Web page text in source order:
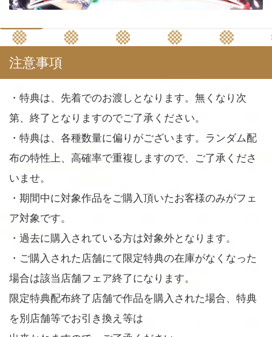
注意事項
・特典は、先着でのお渡しとなります。無くなり次
第、終了となりますのでご了承ください。
・特典は、各種数量に偏りがございます。ランダム配
布の特性上、高確率で重複しますので、ご了承くださ
いませ。
・期間中に対象作品をご購入頂いたお客様のみがフェ
ア対象です。
・過去に購入されている方は対象外となります。
・ご購入された店舗にて限定特典の在庫がなくなった
場合は該当店舗フェア終了になります。
限定特典配布終了店舗で作品を購入された場合、特典
を別店舗等でお引き換え等は